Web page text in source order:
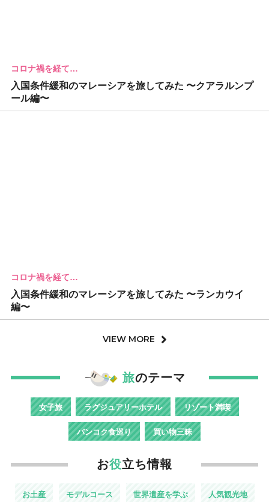
コロナ禍を経て…
入国条件緩和のマレーシアを旅してみた 〜クアラルンプ
ール編〜
コロナ禍を経て…
入国条件緩和のマレーシアを旅してみた 〜ランカウイ
編〜
VIEW MORE
旅のテーマ
女子旅 ラグジュアリーホテル リゾート満喫
バンコク食巡り 買い物三昧
お役立ち情報
お土産 モデルコース 世界遺産を学ぶ 人気観光地